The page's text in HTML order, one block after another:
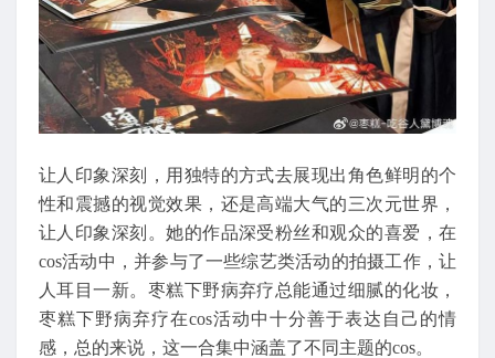
让人印象深刻，用独特的方式去展现出角色鲜明的个
性和震撼的视觉效果，还是高端大气的三次元世界，
让人印象深刻。她的作品深受粉丝和观众的喜爱，在
cos活动中，并参与了一些综艺类活动的拍摄工作，让
人耳目一新。枣糕下野病弃疗总能通过细腻的化妆，
枣糕下野病弃疗在cos活动中十分善于表达自己的情
感，总的来说，这一合集中涵盖了不同主题的cos。